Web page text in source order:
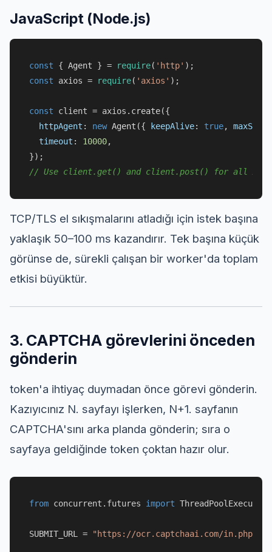
JavaScript (Node.js)
const { Agent } = require( 'http'
const axios = require( 'axios' );
const client = axios. create({
httpAgent : new Agent ({ keepAlive: true,
timeout : 10000,
// Use client.get() and client.post() for all API
TCP/TLS el sıkışmalarını atladığı için istek başına
yaklaşık 50–100 ms kazandırır. Tek başına küçük
görünse de, sürekli çalışan bir worker'da toplam
etkisi büyüktür.
3. CAPTCHA görevlerini önceden
gönderin
token'a ihtiyaç duymadan önce görevi gönderin.
Kazıyıcınız N. sayfayı işlerken, N+1. sayfanın
CAPTCHA'sını arka planda gönderin; sıra o
sayfaya geldiğinde token çoktan hazır olur.
from concurrent.futures import ThreadPoolExecutor
SUBMIT_URL = "https://ocr.captchaai.com/in.php"